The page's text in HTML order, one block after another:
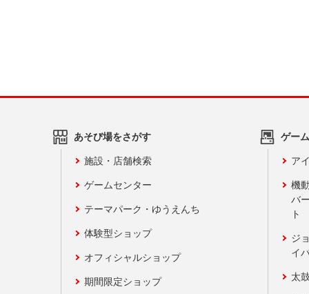
あそび場をさがす
施設・店舗検索
ゲームセンター
テーマパーク・ゆうえんち
体験型ショップ
オフィシャルショップ
期間限定ショップ
ゲー
ア
機
バ
ト
ジ
イ
太